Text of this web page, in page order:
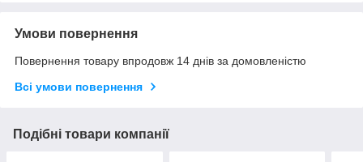
Умови повернення
Повернення товару впродовж 14 днів за домовленістю
Всі умови повернення
Подібні товари компанії